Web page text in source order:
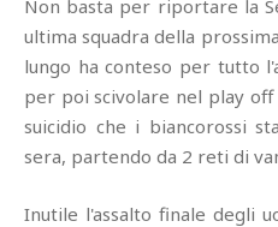
Non basta per riportare la
ultima squadra della
lungo ha conteso per tutto
per poi scivolare nel play
suicidio che i biancorossi
sera, partendo da 2 reti di
Inutile l'assalto finale degli